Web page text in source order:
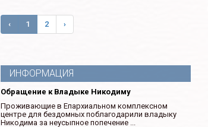
‹ 1 2 ›
ИНФОРМАЦИЯ
Обращение к Владыке Никодиму
Проживающие в Епархиальном комплексном
центре для бездомных поблагодарили владыку
Никодима за неусыпное попечение ...